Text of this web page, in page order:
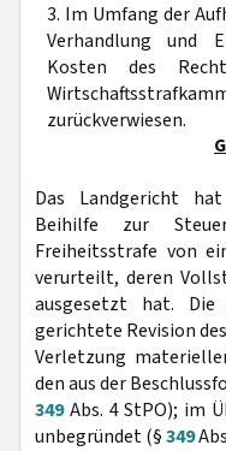
3. Im Umfang der
Verhandlung und
Kosten des
zurückverwiesen.
Das Landgericht
Beihilfe zur
Freiheitsstrafe von
verurteilt, deren
ausgesetzt hat. Die
gerichtete Revision
Verletzung
den aus der
349Abs. 4 StPO); im
unbegründet (§349